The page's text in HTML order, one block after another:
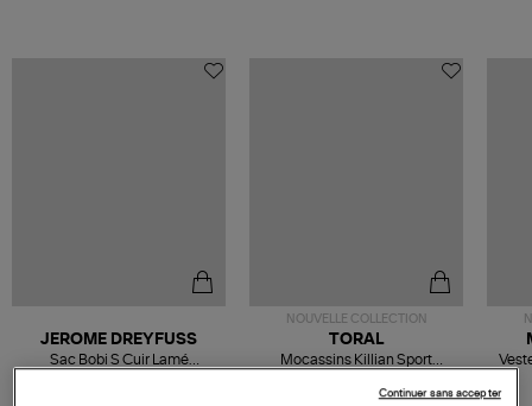
JEROME DREYFUSS
Sac Bobi S Cuir Lamé
NOUVELLE COLLECTION
TORAL
Mocassins Killian Sport
Continuer sans accepter